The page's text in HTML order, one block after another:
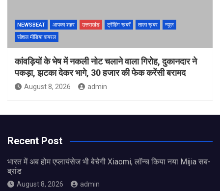
NEWSBEAT आपका शहर उत्तराखंड ट्रेंडिंग खबरें ताज़ा ख़बर
न्यूज़
सोशल मीडिया वायरल
कांवड़ियों के भेष में नकली नोट चलाने वाला गिरोह, दुकानदार ने
पकड़ा, झटका देकर भागे, 30 हजार की फेक करेंसी बरामद
August 8, 2026 admin
Recent Post
भारत में अब होम एप्लायंसेज भी बेचेगी Xiaomi, लॉन्च किया नया Mijia सब-
ब्रांड
August 8, 2026 admin